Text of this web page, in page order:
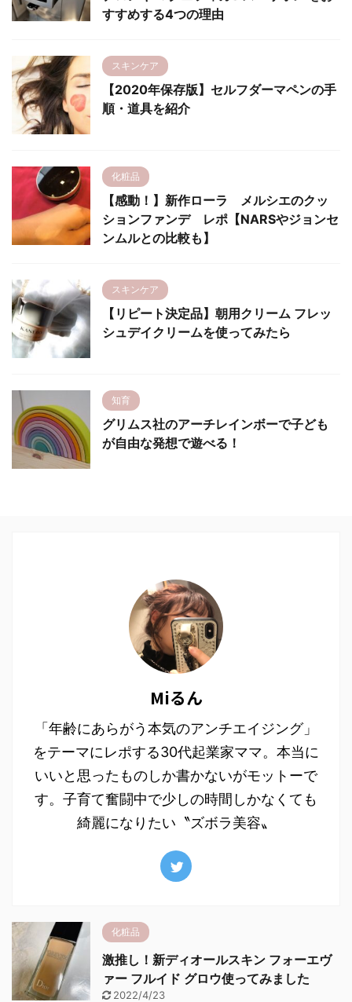
すすめする4つの理由
スキンケア
【2020年保存版】セルフダーマペンの手
順・道具を紹介
化粧品
【感動！】新作ローラ メルシエのクッ
ションファンデ レポ【NARSやジョンセ
ンムルとの比較も】
スキンケア
【リピート決定品】朝用クリーム フレッ
シュデイクリームを使ってみたら
知育
グリムス社のアーチレインボーで子ども
が自由な発想で遊べる！
Miるん
「年齢にあらがう本気のアンチエイジング」
をテーマにレポする30代起業家ママ。本当に
いいと思ったものしか書かないがモットーで
す。子育て奮闘中で少しの時間しかなくても
綺麗になりたい〝ズボラ美容〟
化粧品
激推し！新ディオールスキン フォーエヴ
ァー フルイド グロウ使ってみました
2022/4/23